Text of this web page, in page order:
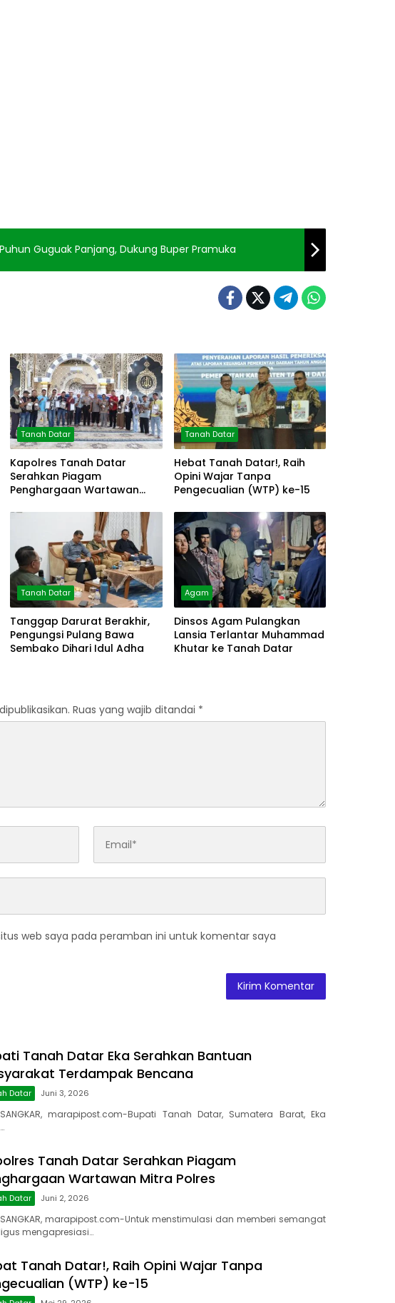
Guguak Panjang, Dukung Buper Pramuka
Tanah Datar
Kapolres Tanah Datar
Serahkan Piagam
Penghargaan Wartawan
Tanah Datar
Hebat Tanah Datar!, Raih
Opini Wajar Tanpa
Pengecualian (WTP) ke-15
Tanah Datar
Tanggap Darurat Berakhir,
Pengungsi Pulang Bawa
Sembako Dihari Idul Adha
Agam
Dinsos Agam Pulangkan
Lansia Terlantar Muhammad
Khutar ke Tanah Datar
Ruas yang wajib ditandai *
web saya pada peramban ini untuk komentar saya
Tanah Datar Eka Serahkan Bantuan
Terdampak Bencana
Datar Juni 3, 2026
marapipost.com-Bupati Tanah Datar, Sumatera Barat, Eka
Tanah Datar Serahkan Piagam
Wartawan Mitra Polres
Datar Juni 2, 2026
marapipost.com-Untuk menstimulasi dan memberi semangat
mengapresiasi…
Tanah Datar!, Raih Opini Wajar Tanpa
(WTP) ke-15